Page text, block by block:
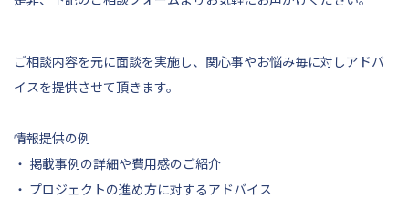
ご相談内容を元に面談を実施し、関心事やお悩み毎に対しアドバ
イスを提供させて頂きます。
情報提供の例
・ 掲載事例の詳細や費用感のご紹介
・ プロジェクトの進め方に対するアドバイス